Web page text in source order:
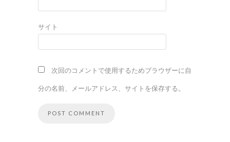
サイト
次回のコメントで使用するためブラウザーに自
分の名前、メールアドレス、サイトを保存する。